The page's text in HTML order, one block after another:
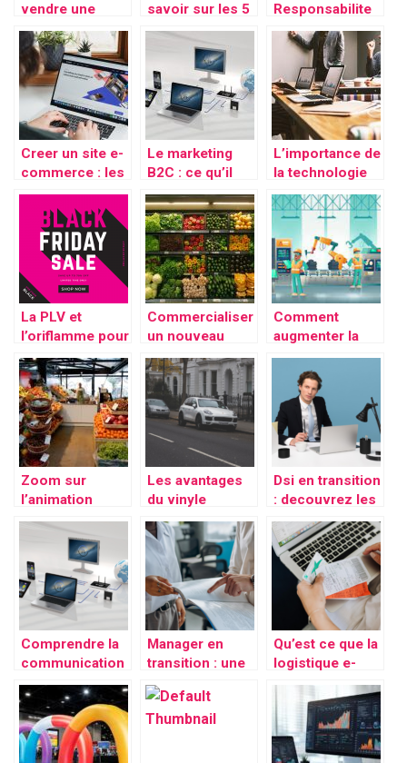
vendre une
assurance
automobile
savoir sur les 5
forces de
Responsabilite
Societale des
Entreprises :
c’est quoi
exactement ?
Creer un site e-
commerce : les
points
essentiels a
savoir
Le marketing
B2C : ce qu’il
faut savoir
L’importance de
la technologie
pour les
entreprise s
La PLV et
l’oriflamme pour
accroitre la
visibilite d’une
entreprise
Commercialiser
un nouveau
produit
agroalimentaire
: 4 conseils
efficaces !
Comment
augmenter la
productivite de
votre chaine de
production ?
Zoom sur
l’animation
commerciale en
magasin
Les avantages
du vinyle
adhesif
imprimable pour
votre voiture
Dsi en transition
: decouvrez les
secrets de la
transformation
numerique
reussie
Comprendre la
communication
digitale et son
impact
Manager en
transition : une
expertise pour
des resultats
durables
Qu’est ce que la
logistique e-
commerce ?